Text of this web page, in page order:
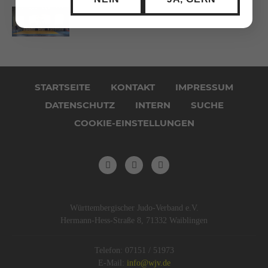
überspringenSTARTSEITE KONTAKT
IMPRESSUM
DATENSCHUTZ
INTERN
SUCHE
COOKIE-EINSTELLUNGEN
Württembergischer Judo-Verband e.V.
Hermann-Hess-Straße 8, 71332 Waiblingen
Telefon: 07151 / 51973
E-Mail: info@wjv.de